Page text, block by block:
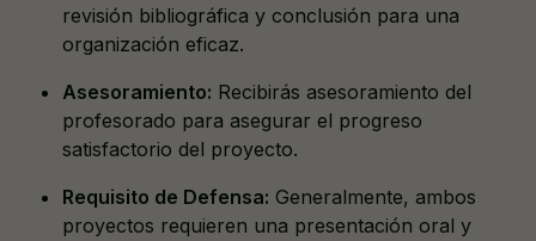
revisión bibliográfica y conclusión para una
organización eficaz.
Asesoramiento: Recibirás asesoramiento del
profesorado para asegurar el progreso
satisfactorio del proyecto.
Requisito de Defensa: Generalmente, ambos
proyectos requieren una presentación oral y